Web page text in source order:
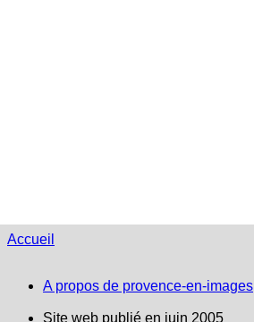
Accueil
A propos de provence-en-images
Site web publié en juin 2005